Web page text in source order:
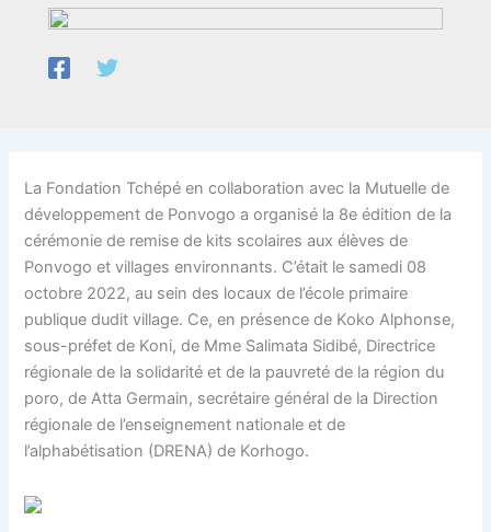
La Fondation Tchépé en collaboration avec la Mutuelle de
développement de Ponvogo a organisé la 8e édition de la
cérémonie de remise de kits scolaires aux élèves de
Ponvogo et villages environnants. C’était le samedi 08
octobre 2022, au sein des locaux de l’école primaire
publique dudit village. Ce, en présence de Koko Alphonse,
sous-préfet de Koni, de Mme Salimata Sidibé, Directrice
régionale de la solidarité et de la pauvreté de la région du
poro, de Atta Germain, secrétaire général de la Direction
régionale de l’enseignement nationale et de
l’alphabétisation (DRENA) de Korhogo.